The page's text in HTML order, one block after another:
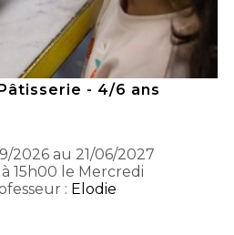
- 4/6 ans
2026 au 21/06/2027
15h00 le Mercredi
: Elodie